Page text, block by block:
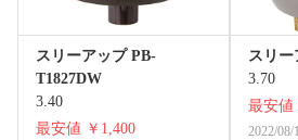
スリーアップ PB-
T1827DW
3.40
最安値 ￥1,400
スリー
3.70
最安値
2022/08/